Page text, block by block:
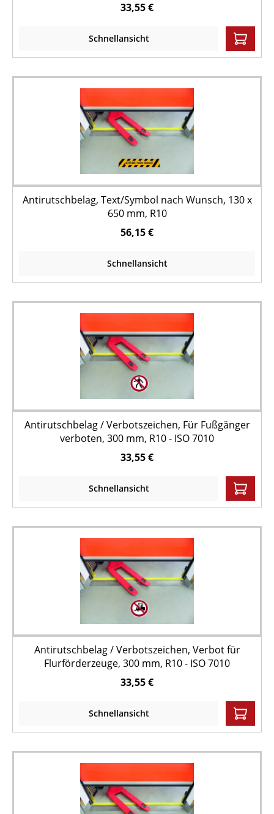
33,55 €
Schnellansicht
Antirutschbelag, Text/Symbol nach Wunsch, 130 x
650 mm, R10
56,15 €
Schnellansicht
Antirutschbelag / Verbotszeichen, Für Fußgänger
verboten, 300 mm, R10 - ISO 7010
33,55 €
Schnellansicht
Antirutschbelag / Verbotszeichen, Verbot für
Flurförderzeuge, 300 mm, R10 - ISO 7010
33,55 €
Schnellansicht